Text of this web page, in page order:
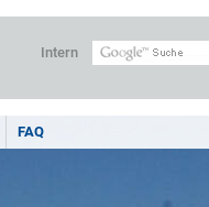
Intern
FAQ